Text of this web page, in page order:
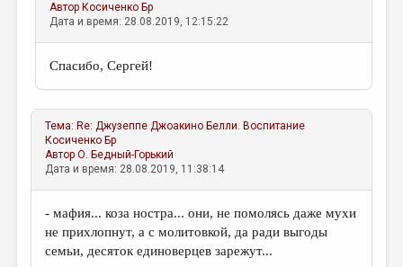
Автор Косиченко Бр
Дата и время: 28.08.2019, 12:15:22
Спасибо, Сергей!
Тема: Re: Джузеппе Джоакино Белли. Воспитание
Косиченко Бр
АвторО. Бедный-Горький
Дата и время: 28.08.2019, 11:38:14
- мафия... коза ностра... они, не помолясь даже мухи
не прихлопнут, а с молитовкой, да ради выгоды
семьи, десяток единоверцев зарежут...